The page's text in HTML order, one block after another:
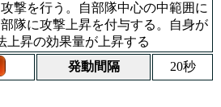
撃を行う。自部隊中心の中範囲に
隊に攻撃上昇を付与する。自身が
上昇の効果量が上昇する
発動間隔 20秒